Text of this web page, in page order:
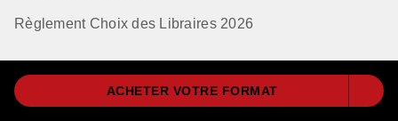
ACHETER VOTRE FORMAT
Règlement Choix des Libraires 2026